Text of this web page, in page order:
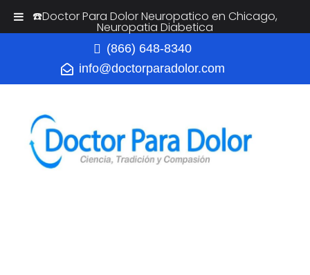
(866) 648-8340
info@doctorparadolor.com
☎️Doctor Para Dolor Neuropatico en Chicago,
Neuropatia Diabetica